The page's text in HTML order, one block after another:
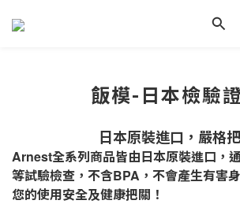
飯模-日本檢驗
日本原裝進口，嚴格
Arnest全系列商品皆由日本原裝進口，
等試驗檢查，不含BPA ，不會產生有害
您的使用安全及健康把關！